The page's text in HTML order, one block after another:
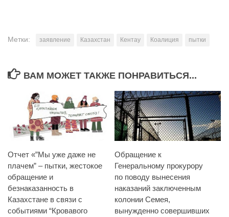
Метки: заявление Казахстан Кентау Коалиция пытки
ВАМ МОЖЕТ ТАКЖЕ ПОНРАВИТЬСЯ...
Отчет «”Мы уже даже не
плачем” – пытки, жестокое
обращение и
безнаказанность в
Казахстане в связи с
событиями “Кровавого
Обращение к
Генеральному прокурору
по поводу вынесения
наказаний заключенным
колонии Семея,
вынужденно совершивших